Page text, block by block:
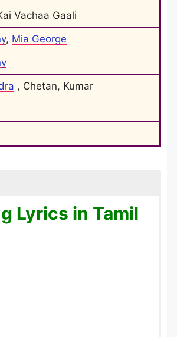
Vachaa Gaali
, Mia George
, Chetan, Kumar
Lyrics in Tamil